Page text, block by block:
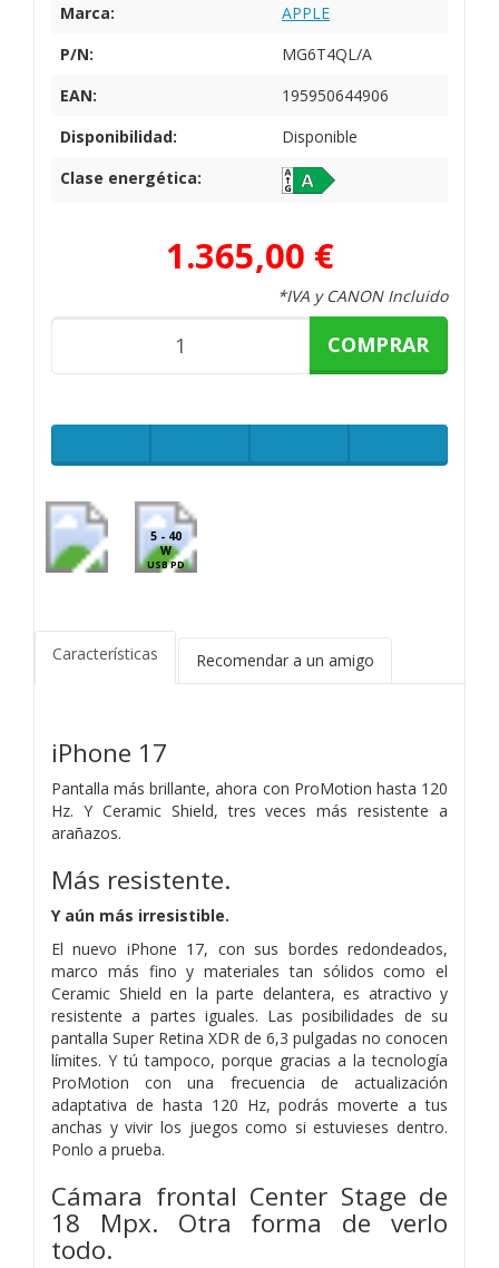
Marca:
APPLE
P/N:
MG6T4QL/A
EAN:
195950644906
Disponibilidad:
Disponible
Clase energética:
1.365,00 €
*IVA y CANON Incluido
COMPRAR
5 - 40
W
USB PD
Características Recomendar a un amigo
iPhone 17
Pantalla más brillante, ahora con ProMotion hasta 120
Hz. Y Ceramic Shield, tres veces más resistente a
arañazos.
Más resistente.
Y aún más irresistible.
El nuevo iPhone 17, con sus bordes redondeados,
marco más fino y materiales tan sólidos como el
Ceramic Shield en la parte delantera, es atractivo y
resistente a partes iguales. Las posibilidades de su
pantalla Super Retina XDR de 6,3 pulgadas no conocen
límites. Y tú tampoco, porque gracias a la tecnología
ProMotion con una frecuencia de actualización
adaptativa de hasta 120 Hz, podrás moverte a tus
anchas y vivir los juegos como si estuvieses dentro.
Ponlo a prueba.
Cámara frontal Center Stage de
18 Mpx. Otra forma de verlo
todo.